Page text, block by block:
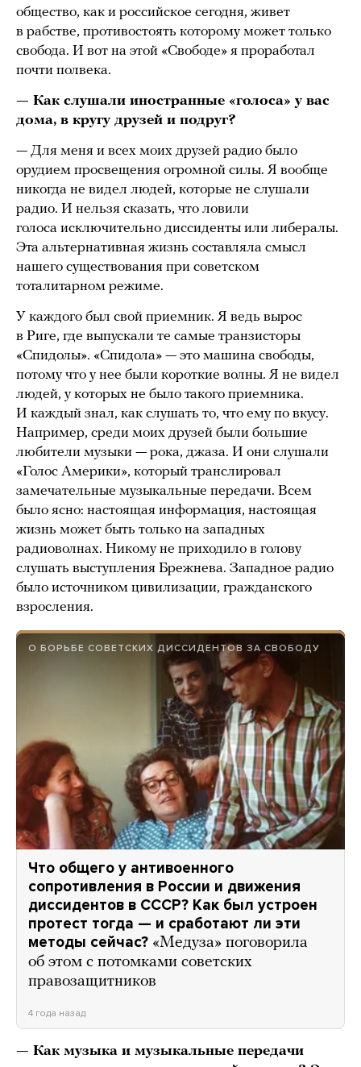
общество, как и российское сегодня, живет
в рабстве, противостоять которому может только
свобода. И вот на этой «Свободе» я проработал
почти полвека.
— Как слушали иностранные «голоса» у вас
дома, в кругу друзей и подруг?
— Для меня и всех моих друзей радио было
орудием просвещения огромной силы. Я вообще
никогда не видел людей, которые не слушали
радио. И нельзя сказать, что ловили
голоса исключительно диссиденты или либералы.
Эта альтернативная жизнь составляла смысл
нашего существования при советском
тоталитарном режиме.
У каждого был свой приемник. Я ведь вырос
в Риге, где выпускали те самые транзисторы
«Спидолы». «Спидола» — это машина свободы,
потому что у нее были короткие волны. Я не видел
людей, у которых не было такого приемника.
И каждый знал, как слушать то, что ему по вкусу.
Например, среди моих друзей были большие
любители музыки — рока, джаза. И они слушали
«Голос Америки», который транслировал
замечательные музыкальные передачи. Всем
было ясно: настоящая информация, настоящая
жизнь может быть только на западных
радиоволнах. Никому не приходило в голову
слушать выступления Брежнева. Западное радио
было источником цивилизации, гражданского
взросления.
О БОРЬБЕ СОВЕТСКИХ ДИССИДЕНТОВ ЗА СВОБОДУ
Что общего у антивоенного
сопротивления в России и движения
диссидентов в СССР? Как был устроен
протест тогда — и сработают ли эти
методы сейчас? «Медуза» поговорила
об этом с потомками советских
правозащитников
4 года назад
— Как музыка и музыкальные передачи